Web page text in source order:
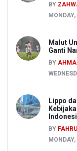
BY
Malut
Ganti
BY
Lippo
BY